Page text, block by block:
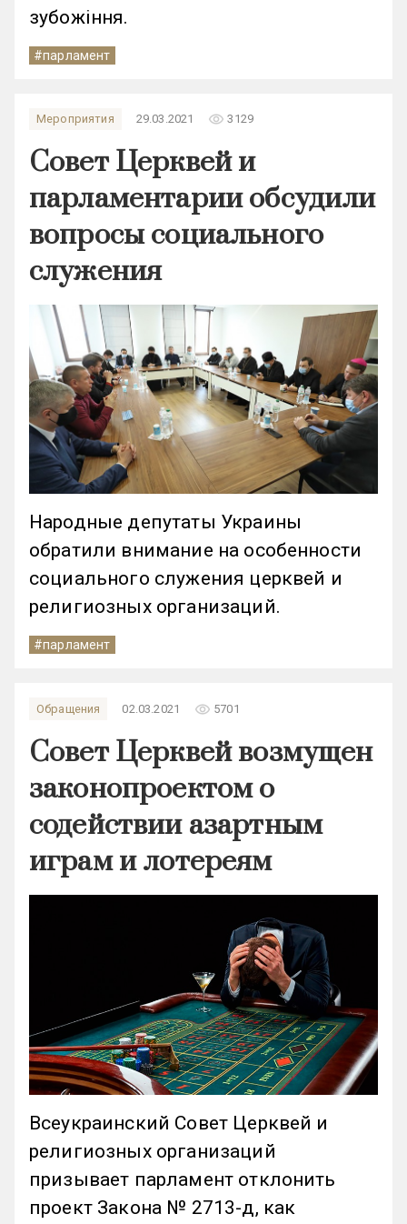
зубожіння.
#парламент
Мероприятия 29.03.2021 remove_red_eye 3129
Совет Церквей и
парламентарии обсудили
вопросы социального
служения
Народные депутаты Украины
обратили внимание на особенности
социального служения церквей и
религиозных организаций.
#парламент
Обращения 02.03.2021 remove_red_eye 5701
Совет Церквей возмущен
законопроектом о
содействии азартным
играм и лотереям
Всеукраинский Совет Церквей и
религиозных организаций
призывает парламент отклонить
проект Закона № 2713-д, как